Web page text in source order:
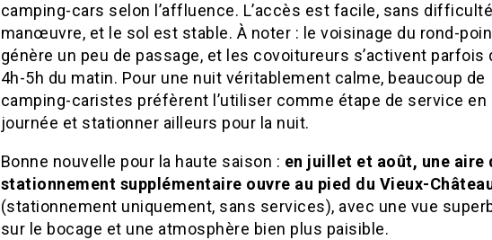
camping-cars selon l’affluence. L’accès est facile, sans
manœuvre, et le sol est stable. À noter : le voisinage du rond-
génère un peu de passage, et les covoitureurs s’activent parfois
4h-5h du matin. Pour une nuit véritablement calme, beaucoup de
camping-caristes préfèrent l’utiliser comme étape de service en
journée et stationner ailleurs pour la nuit.
Bonne nouvelle pour la haute saison : en juillet et août, une aire
stationnement supplémentaire ouvre au pied du Vieux-
(stationnement uniquement, sans services), avec une vue
sur le bocage et une atmosphère bien plus paisible.